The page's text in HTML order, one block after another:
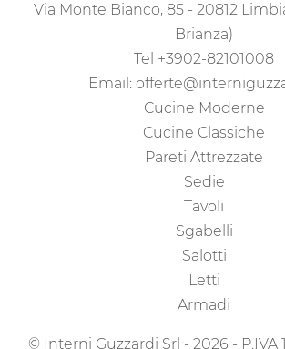
Via Monte Bianco, 85 - 20812
Brianza)
Tel +3902-82101008
Email:
Cucine Moderne
Cucine Classiche
Pareti Attrezzate
Sedie
Tavoli
Sgabelli
Salotti
Letti
Armadi
© Interni Guzzardi Srl - 2026 - P.IVA